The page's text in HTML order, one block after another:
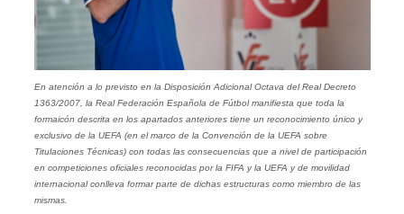
En atención a lo previsto en la Disposición Adicional Octava del Real Decreto
1363/2007, la Real Federación Española de Fútbol manifiesta que toda la
formaicón descrita en los apartados anteriores tiene un reconocimiento único y
exclusivo de la UEFA (en el marco de la Convención de la UEFA sobre
Titulaciones Técnicas) con todas las consecuencias que a nivel de participación
en competiciones oficiales reconocidas por la FIFA y la UEFA y de movilidad
internacional conlleva formar parte de dichas estructuras como miembro de las
mismas.